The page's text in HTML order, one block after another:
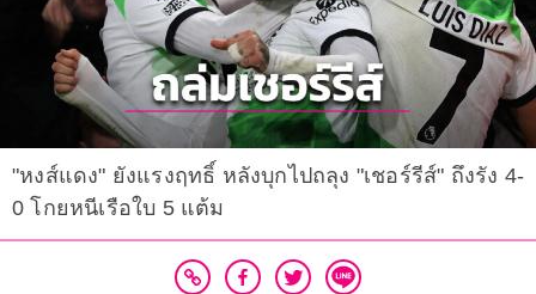
"หงส์แดง" ยังแรงฤทธิ์ หลังบุกไปถลุง "เชอร์รีส์" ถึงรัง 4-
0 โกยหนีเรือใบ 5 แต้ม